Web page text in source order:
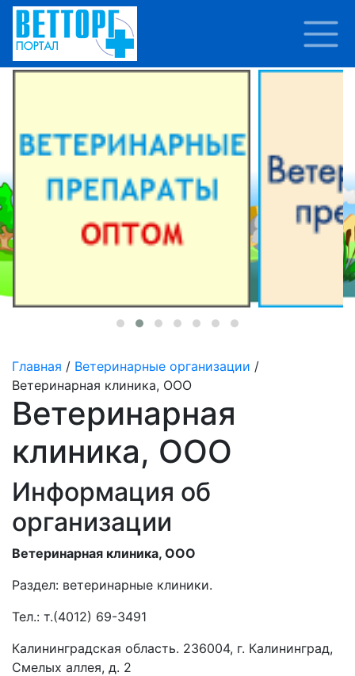
Главная / Ветеринарные организации /
Ветеринарная клиника, ООО
Ветеринарная
клиника, ООО
Информация об
организации
Ветеринарная клиника, ООО
Раздел: ветеринарные клиники.
Тел.: т.(4012) 69-3491
Калининградская область. 236004, г. Калининград,
Смелых аллея, д. 2